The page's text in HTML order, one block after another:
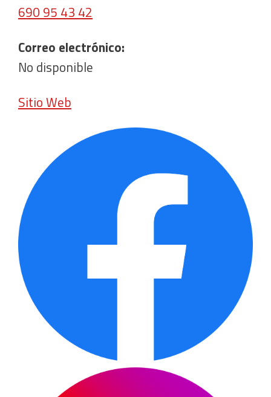
690 95 43 42
Correo electrónico:
No disponible
Sitio Web